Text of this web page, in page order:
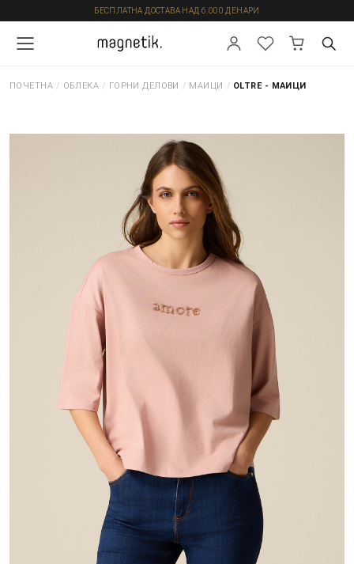
БЕСПЛАТНА ДОСТАВА НАД 6.000 ДЕНАРИ
ПОЧЕТНА / ОБЛЕКА / ГОРНИ ДЕЛОВИ / МАИЦИ / OLTRE - МАИЦИ